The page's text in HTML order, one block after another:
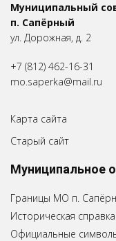
Муниципальный
п. Сапёрный
ул. Дорожная, д. 2
+7 (812) 462-16-31
mo.saperka@mail.ru
Карта сайта
Старый сайт
Муниципальное
Границы МО п.
Историческая справка
Официальные